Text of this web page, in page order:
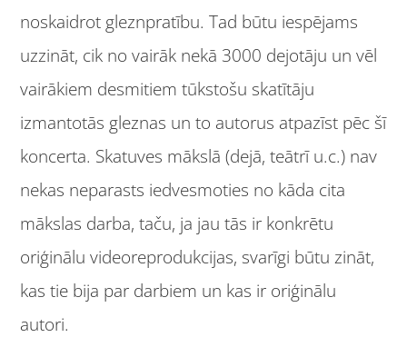
noskaidrot gleznpratību. Tad būtu iespējams
uzzināt, cik no vairāk nekā 3000 dejotāju un vēl
vairākiem desmitiem tūkstošu skatītāju
izmantotās gleznas un to autorus atpazīst pēc šī
koncerta. Skatuves mākslā (dejā, teātrī u.c.) nav
nekas neparasts iedvesmoties no kāda cita
mākslas darba, taču, ja jau tās ir konkrētu
oriģinālu videoreprodukcijas, svarīgi būtu zināt,
kas tie bija par darbiem un kas ir oriģinālu
autori.